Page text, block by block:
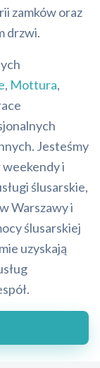
zamków oraz
drzwi.
, Mottura,
Jesteśmy
i
ślusarskie,
Warszawy i
ślusarskiej
uzyskają